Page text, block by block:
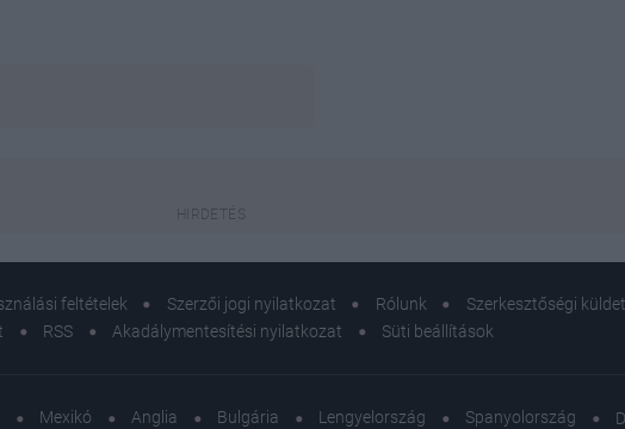
feltételek Szerzői jogi nyilatkozat Rólunk Szerkesztőségi
RSS Akadálymentesítési nyilatkozat Süti beállítások
Mexikó Anglia Bulgária Lengyelország Spanyolország